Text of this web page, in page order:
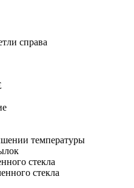
справа
температуры
стекла
стекла